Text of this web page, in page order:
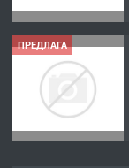
ПРЕДЛАГА